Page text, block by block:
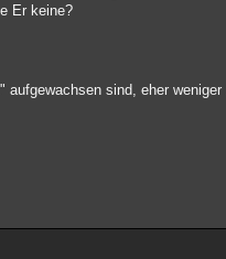
Er keine?
sind, eher